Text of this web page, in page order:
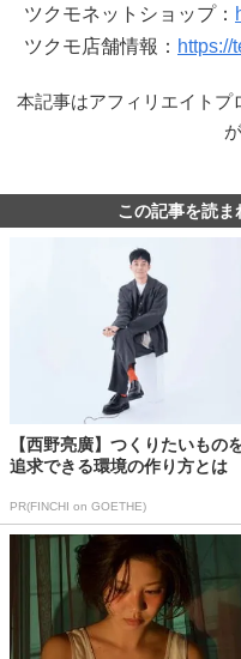
ツクモネットショップ：
ツクモ店舗情報： https://
本記事はアフィリエイトプ
この記事を読ま
【西野亮廣】つくりたいもの
追求できる環境の作り方とは
PR(FINCHI on GOETHE)